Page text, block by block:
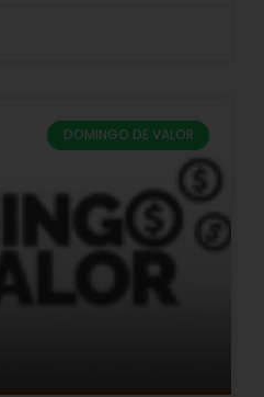
DOMINGO DE VALOR